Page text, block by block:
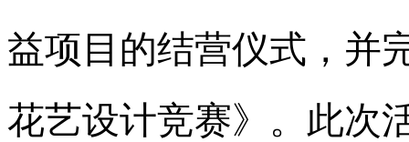
益项目的结营仪式，
花艺设计竞赛》。此次